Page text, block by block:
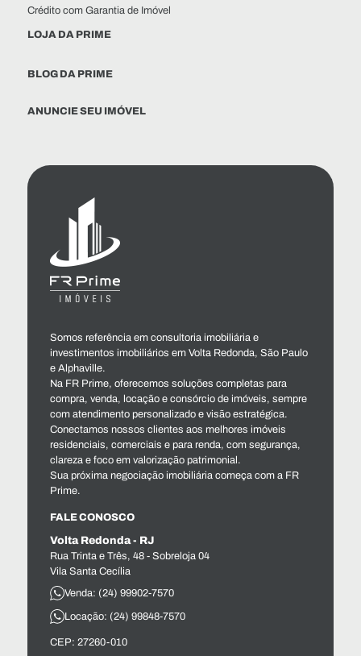
Crédito com Garantia de Imóvel
LOJA DA PRIME
BLOG DA PRIME
ANUNCIE SEU IMÓVEL
Somos referência em consultoria imobiliária e
investimentos imobiliários em Volta Redonda, São Paulo
e Alphaville.
Na FR Prime, oferecemos soluções completas para
compra, venda, locação e consórcio de imóveis, sempre
com atendimento personalizado e visão estratégica.
Conectamos nossos clientes aos melhores imóveis
residenciais, comerciais e para renda, com segurança,
clareza e foco em valorização patrimonial.
Sua próxima negociação imobiliária começa com a FR
Prime.
FALE CONOSCO
Volta Redonda - RJ
Rua Trinta e Três, 48 - Sobreloja 04
Vila Santa Cecília
Venda: (24) 99902-7570
Locação: (24) 99848-7570
CEP: 27260-010